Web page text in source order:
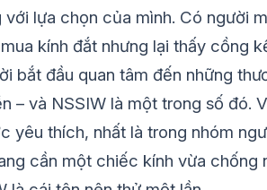
lựa chọn của mình. Có người
kính đắt nhưng lại thấy cồng
bắt đầu quan tâm đến những
– và NSSIW là một trong số đó.
yêu thích, nhất là trong nhóm
cần một chiếc kính vừa chống